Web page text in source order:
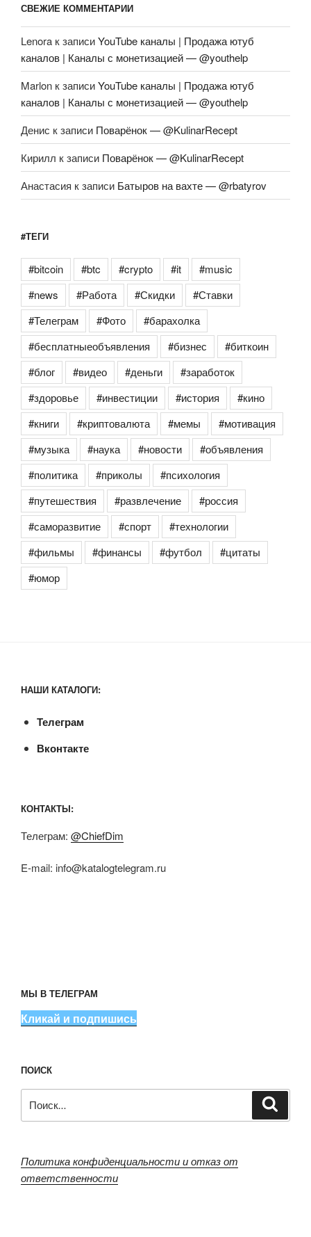
СВЕЖИЕ КОММЕНТАРИИ
Lenora к записиYouTube каналы | Продажа ютуб
каналов | Каналы с монетизацией — @youthelp
Marlon к записиYouTube каналы | Продажа ютуб
каналов | Каналы с монетизацией — @youthelp
Денис к записи Поварёнок — @KulinarRecept
Кирилл к записи Поварёнок — @KulinarRecept
Анастасия к записи Батыров на вахте — @rbatyrov
#ТЕГИ
#bitcoin #btc #crypto #it
#music
#news
#Работа #Скидки
#Ставки
#Телеграм
#Фото
#барахолка
#бесплатныеобъявления
#бизнес
#биткоин
#блог
#видео #деньги
#заработок
#здоровье
#инвестиции #история
#кино
#книги
#криптовалюта #мемы
#мотивация
#музыка
#наука #новости
#объявления
#политика
#приколы
#психология
#путешествия
#развлечение
#россия
#саморазвитие
#спорт
#технологии
#фильмы
#финансы #футбол
#цитаты
#юмор
НАШИ КАТАЛОГИ:
Телеграм
Вконтакте
КОНТАКТЫ:
Телеграм: @ChiefDim
E-mail: info@katalogtelegram.ru
МЫ В ТЕЛЕГРАМ
Кликай и подпишись
ПОИСК
Политика конфиденциальности и отказ от
ответственности